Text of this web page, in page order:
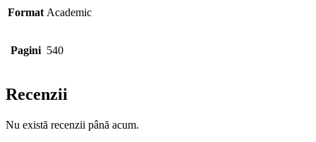
Format Academic
Pagini 540
Recenzii
Nu există recenzii până acum.